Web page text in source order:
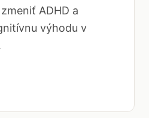
ADHD a
výhodu v